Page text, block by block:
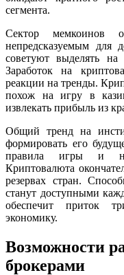
сегмента.
Сектор мемкоинов
непредсказуемым для
советуют выделять
Заработок на
реакции на тренды.
похож на игру в
извлекать прибыль из
Общий тренд на
формировать его
правила игры и
Криптовалюта
резервах стран.
станут доступными
обеспечит приток
экономику.
Возможности
брокерами